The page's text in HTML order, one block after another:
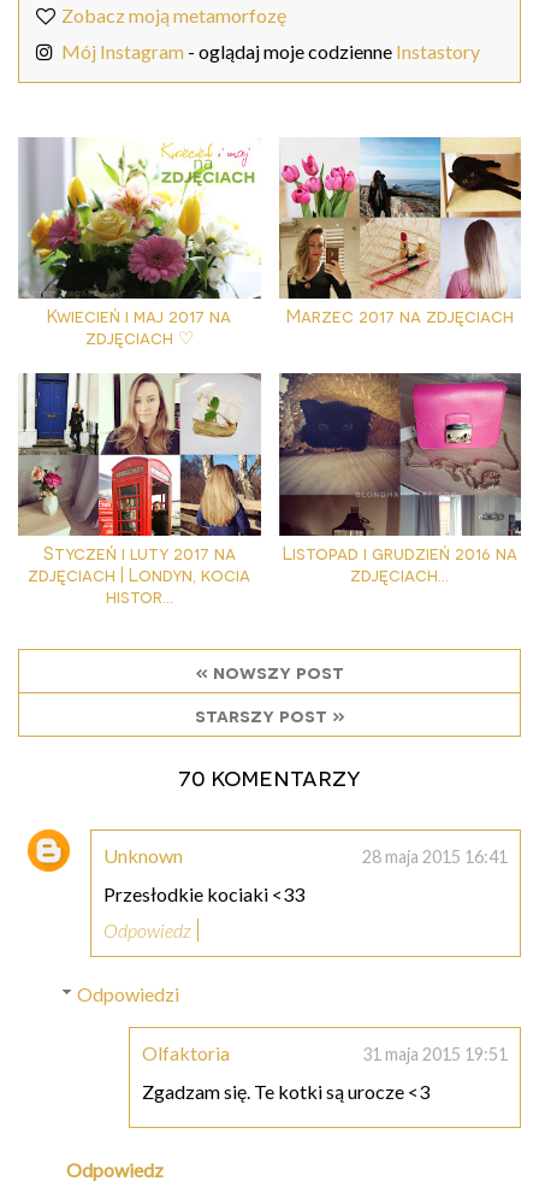
Zobacz moją metamorfozę
Mój Instagram - oglądaj moje codzienne Instastory
Kwiecień i maj 2017 na
zdjęciach ♡
Marzec 2017 na zdjęciach
Styczeń i luty 2017 na
zdjęciach | Londyn, kocia
histor...
Listopad i grudzień 2016 na
zdjęciach...
« nowszy post
starszy post »
70 komentarzy
Unknown 28 maja 2015 16:41
Przesłodkie kociaki <33
Odpowiedz
Odpowiedzi
Olfaktoria 31 maja 2015 19:51
Zgadzam się. Te kotki są urocze <3
Odpowiedz